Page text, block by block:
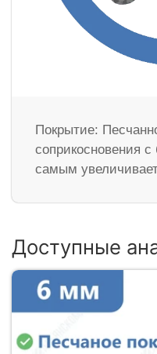
Покрытие:
соприкосновения
самым
Доступные